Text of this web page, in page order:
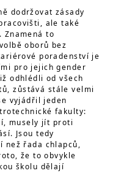
dodržovat zásady
ale také
Znamená to
oborů bez
poradenství je
pro jejich gender
odhlédli od všech
zůstává stále velmi
vyjádřil jeden
fakulty:
musely jít proti
Jsou tedy
než řada chlapců,
že to obvykle
školu dělají